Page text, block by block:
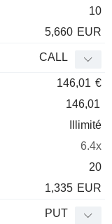
10
5,660 EUR
CALL
146,01 €
146,01
Illimité
6.4x
20
1,335 EUR
PUT